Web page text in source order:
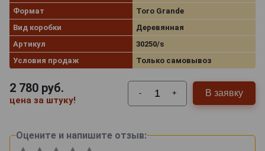
Формат
Toro Grande
Вид коробки
Деревянная
Артикул
30250/s
Условия продаж
Только самовывоз
2 780 руб.
цена за штуку!
- + В заявку
Оцените и напишите отзыв: